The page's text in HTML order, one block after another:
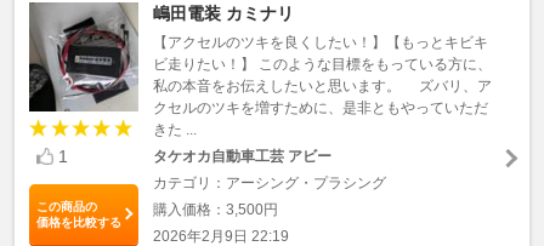
1
この商品の
価格を比較する
嶋田電装 カミナリ
【アクセルのツキを良くしたい！】【もっとキビキ
ビ走りたい！】 このような目標をもっている方に、
私の本音をお伝えしたいと思います。 ズバリ、ア
クセルのツキを増すために、是非ともやっていただ
きた ...
タケオカ自動車工芸 アビー
カテゴリ：アーシング・プラシング
購入価格：3,500円
2026年2月9日 22:19